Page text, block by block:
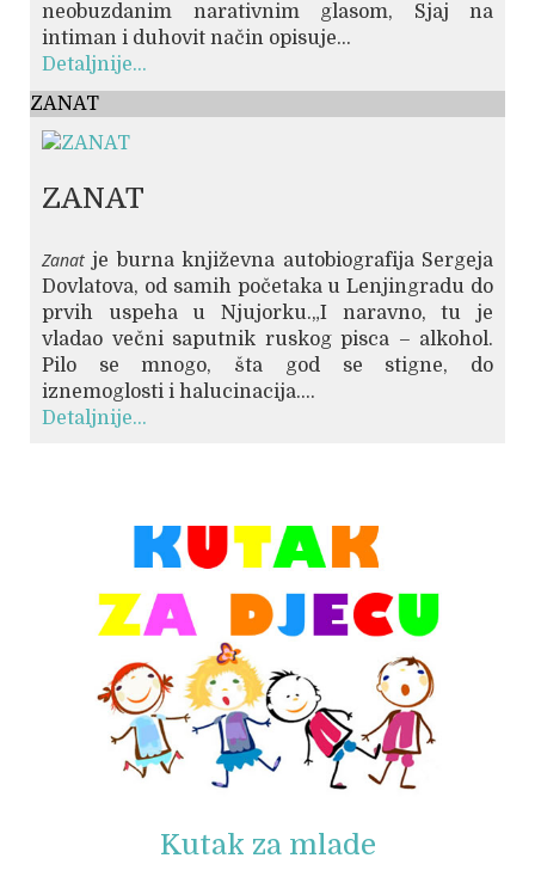
neobuzdanim narativnim glasom, Sjaj na
intiman i duhovit način opisuje...
Detaljnije...
ZANAT
ZANAT
Zanat je burna književna autobiografija Sergeja
Dovlatova, od samih početaka u Lenjingradu do
prvih uspeha u Njujorku.„I naravno, tu je
vladao večni saputnik ruskog pisca – alkohol.
Pilo se mnogo, šta god se stigne, do
iznemoglosti i halucinacija....
Detaljnije...
Kutak za mlade